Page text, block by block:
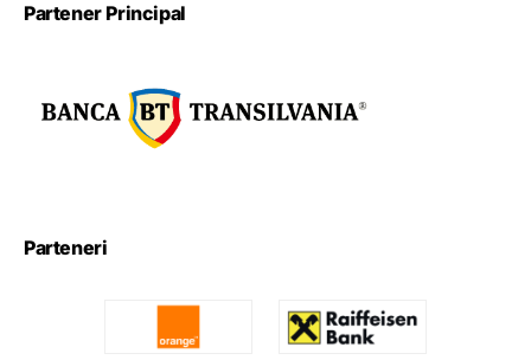
Partener Principal
Parteneri